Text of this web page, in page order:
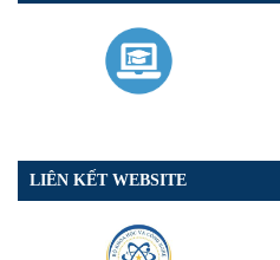
LIÊN KẾT WEBSITE